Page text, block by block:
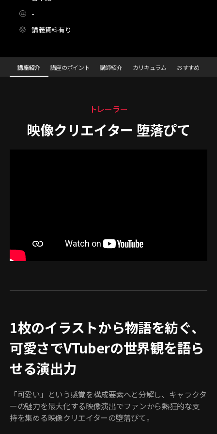
-
講義資料有り
[Course]映像クリエイター,堕落ぴて_다라쿠피테 Details
Configuration Information Shortcuts
講座紹介 講座のポイント 講師紹介 カリキュラム おすすめ
トレーラー
映像クリエイター 堕落ぴて
1枚のイラストから物語を紡ぐ、
可愛さでVTuberの世界観を語ら
せる演出力
「可愛い」という感覚を構成要素へと分解し、キャラクタ
ーの魅力を最大化する映像演出でファンから熱狂的な支
持を集める映像クリエイターの堕落ぴて。